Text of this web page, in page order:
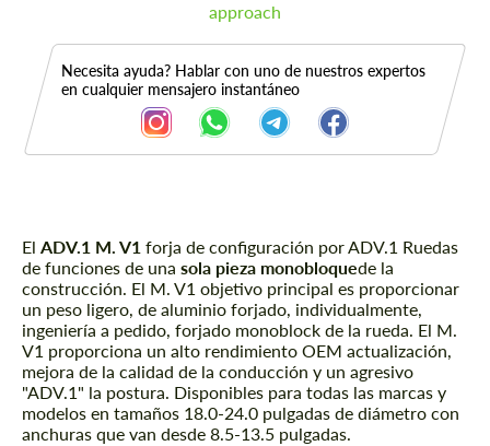
approach
Necesita ayuda? Hablar con uno de nuestros expertos
en cualquier mensajero instantáneo
Descripción
El ADV.1 M. V1 forja de configuración por ADV.1 Ruedas
de funciones de una sola pieza monobloquede la
construcción. El M. V1 objetivo principal es proporcionar
un peso ligero, de aluminio forjado, individualmente,
ingeniería a pedido, forjado monoblock de la rueda. El M.
V1 proporciona un alto rendimiento OEM actualización,
mejora de la calidad de la conducción y un agresivo
"ADV.1" la postura. Disponibles para todas las marcas y
modelos en tamaños 18.0-24.0 pulgadas de diámetro con
anchuras que van desde 8.5-13.5 pulgadas.